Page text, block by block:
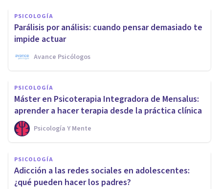
PSICOLOGÍA
Parálisis por análisis: cuando pensar demasiado te
impide actuar
Avance Psicólogos
PSICOLOGÍA
Máster en Psicoterapia Integradora de Mensalus:
aprender a hacer terapia desde la práctica clínica
Psicología Y Mente
PSICOLOGÍA
Adicción a las redes sociales en adolescentes:
¿qué pueden hacer los padres?